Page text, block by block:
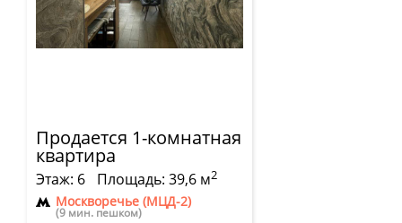
Продается 1-комнатная
квартира
Этаж: 6 Площадь: 39,6 м2
Москворечье (МЦД-2)
(9 мин. пешком)